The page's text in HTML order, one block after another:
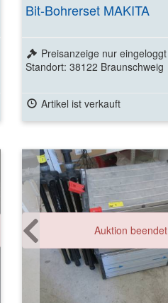
Bit-Bohrerset MAKITA
Preisanzeige nur eingeloggt
Standort: 38122 Braunschweig
Artikel ist verkauft
Auktion beendet